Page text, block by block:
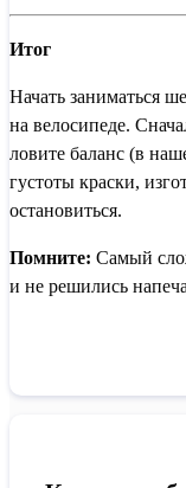
Итог
Начать заниматься
на велосипеде.
ловите баланс (в
густоты краски,
остановиться.
Помните: Самый
и не решились